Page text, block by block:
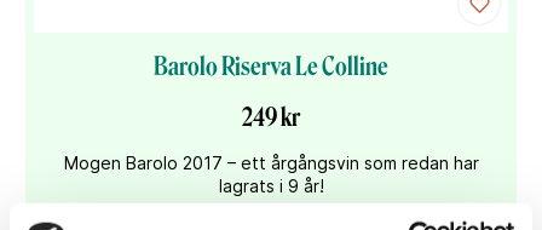
Barolo Riserva Le Colline
249 kr
Mogen Barolo 2017 – ett årgångsvin som redan har
lagrats i 9 år!